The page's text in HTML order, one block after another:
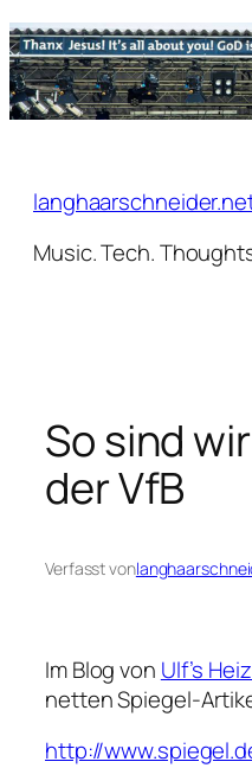
Zum
Inhalt
springen
Music. Tech.
So sind
der VfB
Verfasst von
Im Blog von Ulf’s
netten Spiegel-
http://